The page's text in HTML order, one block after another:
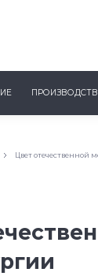
Цвет отечественной